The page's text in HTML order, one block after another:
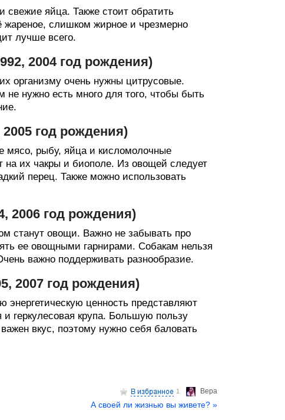
яйца. Также стоит обратить
жареное, слишком жирное и чрезмерно
лучше всего.
2004 год рождения)
организму очень нужны цитрусовые.
нужно есть много для того, чтобы быть
2005 год рождения)
мясо, рыбу, яйца и кисломолочные
на их чакры и биополе. Из овощей следует
перец. Также можно использовать
2006 год рождения)
станут овощи. Важно не забывать про
ее овощными гарнирами. Собакам нельзя
важно поддерживать разнообразие.
2007 год рождения)
ценность представляют
геркулесовая крупа. Большую пользу
вкус, поэтому нужно себя баловать
Верa
1
А своей ли жизнью вы живете? »